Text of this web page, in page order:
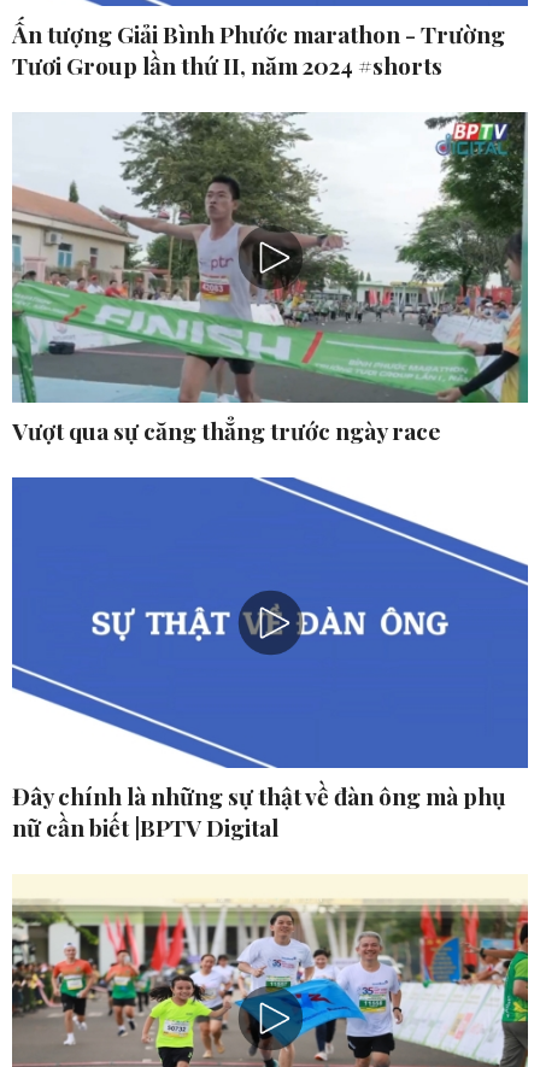
Ấn tượng Giải Bình Phước marathon - Trường
Tươi Group lần thứ II, năm 2024 #shorts
Vượt qua sự căng thẳng trước ngày race
Đây chính là những sự thật về đàn ông mà phụ
nữ cần biết |BPTV Digital